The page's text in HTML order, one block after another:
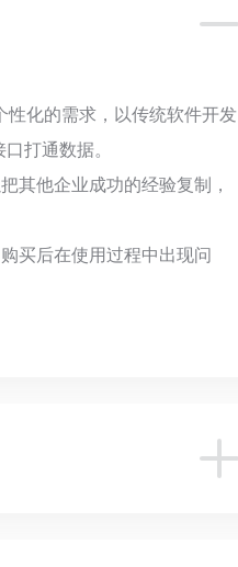
性化的需求，以传统软件开发
打通数据。
其他企业成功的经验复制，
买后在使用过程中出现问